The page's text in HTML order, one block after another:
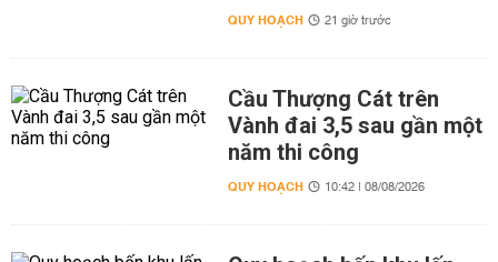
QUY HOẠCH 21 giờ trước
Cầu Thượng Cát trên
Vành đai 3,5 sau gần một
năm thi công
QUY HOẠCH 10:42 | 08/08/2026